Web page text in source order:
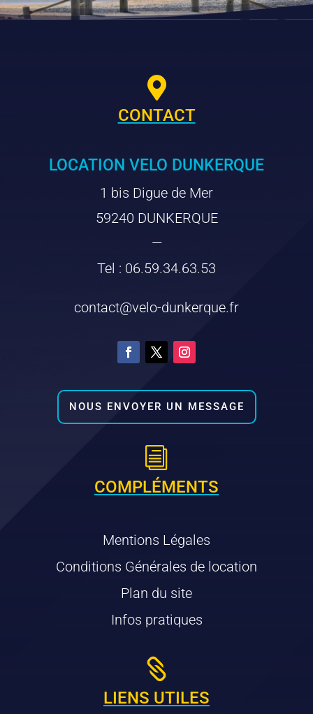

CONTACT
LOCATION VELO DUNKERQUE
1 bis Digue de Mer
59240 DUNKERQUE
—
Tel : 06.59.34.63.53
contact@velo-dunkerque.fr
NOUS ENVOYER UN MESSAGE
i
COMPLÉMENTS
Mentions Légales
Conditions Générales de location
Plan du site
Infos pratiques

LIENS UTILES